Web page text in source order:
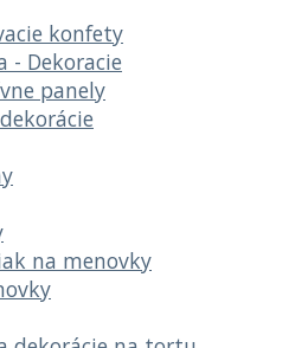
konfety
- Dekoracie
panely
na menovky